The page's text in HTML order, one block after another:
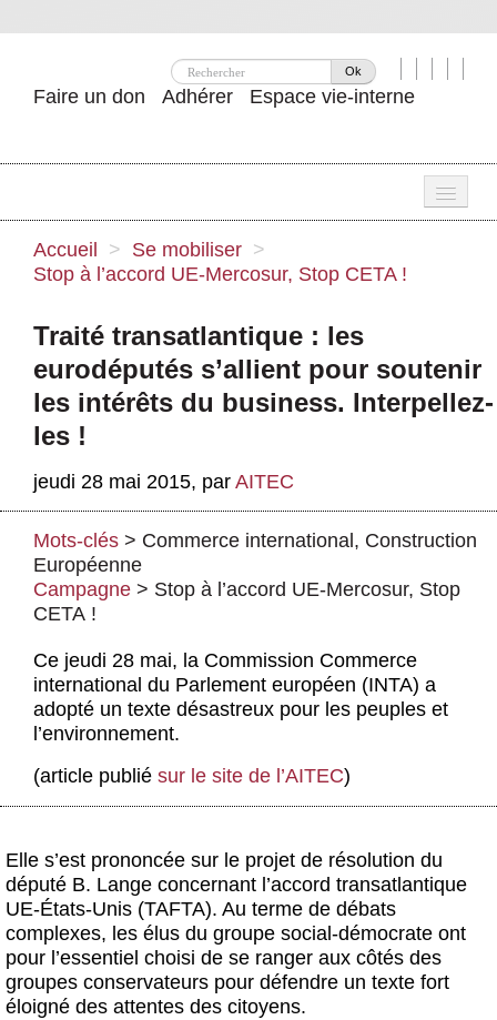
Ok
Faire un don Adhérer Espace vie-interne
Attac ?
Nos idées
Se mobiliser
Publications
Actus et médias
Boutique
Accueil > Se mobiliser >
Stop à l’accord UE-Mercosur, Stop CETA !
Traité transatlantique : les
eurodéputés s’allient pour soutenir
les intérêts du business. Interpellez-
les !
jeudi 28 mai 2015, par AITEC
Mots-clés > Commerce international , Construction
Européenne
Campagne > Stop à l’accord UE-Mercosur, Stop
CETA !
Ce jeudi 28 mai, la Commission Commerce
international du Parlement européen (INTA) a
adopté un texte désastreux pour les peuples et
l’environnement.
(article publié sur le site de l’AITEC)
Elle s’est prononcée sur le projet de résolution du
député B. Lange concernant l’accord transatlantique
UE-États-Unis (TAFTA). Au terme de débats
complexes, les élus du groupe social-démocrate ont
pour l’essentiel choisi de se ranger aux côtés des
groupes conservateurs pour défendre un texte fort
éloigné des attentes des citoyens.